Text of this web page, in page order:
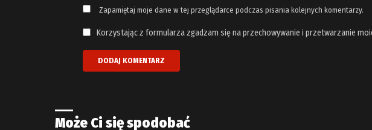
Zapamiętaj moje dane w tej przeglądarce podczas pisania kolejnych komentarzy.
Korzystając z formularza zgadzam się na przechowywanie i przetwarzanie
Może Ci się spodobać